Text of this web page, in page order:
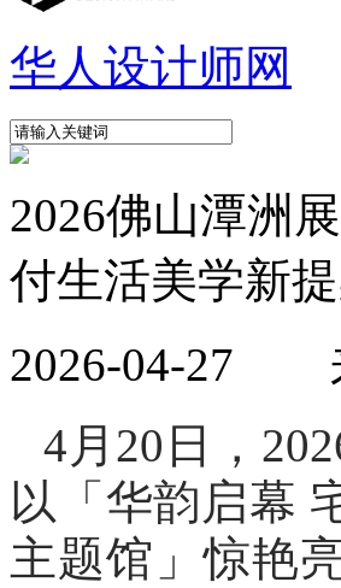
华人设计师网
2026佛山潭洲
付生活美学新
2026-04-27
4月20日，
以「华韵启幕
主题馆」惊艳